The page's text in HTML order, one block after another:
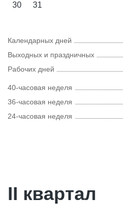
30
31
Календарных дней
Выходных и праздничных
Рабочих дней
40-часовая неделя
36-часовая неделя
24-часовая неделя
II квартал